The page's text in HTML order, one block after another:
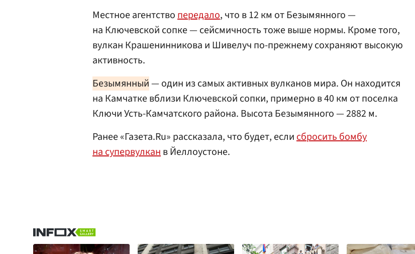
Местное агентствопередало, что в 12 км от Безымянного —
на Ключевской сопке — сейсмичность тоже выше нормы. Кроме того,
вулкан Крашенинникова и Шивелуч по-прежнему сохраняют высокую
активность.
Безымянный— один из самых активных вулканов мира. Он находится
на Камчатке вблизи Ключевской сопки, примерно в 40 км от поселка
Ключи Усть-Камчатского района. Высота Безымянного — 2882 м.
Ранее «Газета.Ru» рассказала, что будет, еслисбросить бомбу
на супервулканв Йеллоустоне.